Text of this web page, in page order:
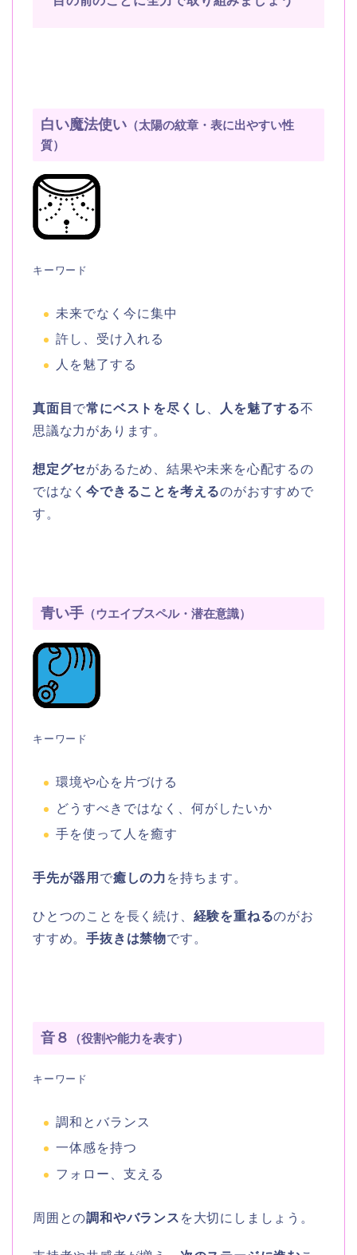
白い魔法使い （太陽の紋章・表に出やすい性
質）
キーワード
未来でなく今に集中
許し、受け入れる
人を魅了する
真面目 で常にベストを尽くし 人を魅了する不
思議な力があります。
想定グセがあるため、結果や未来を心配するの
ではなく今できることを考えるのがおすすめで
す。
青い手 （ウエイブスペル・潜在意識）
キーワード
環境や心を片づける
どうすべきではなく、何がしたいか
手を使って人を癒す
手先が器用 で癒しの力 を持ちます。
ひとつのことを長く続け、 経験を重ねるのがお
すすめ。手抜きは禁物です。
音８ （役割や能力を表す）
キーワード
調和とバランス
一体感を持つ
フォロー、支える
周囲との調和やバランス を大切にしましょう。